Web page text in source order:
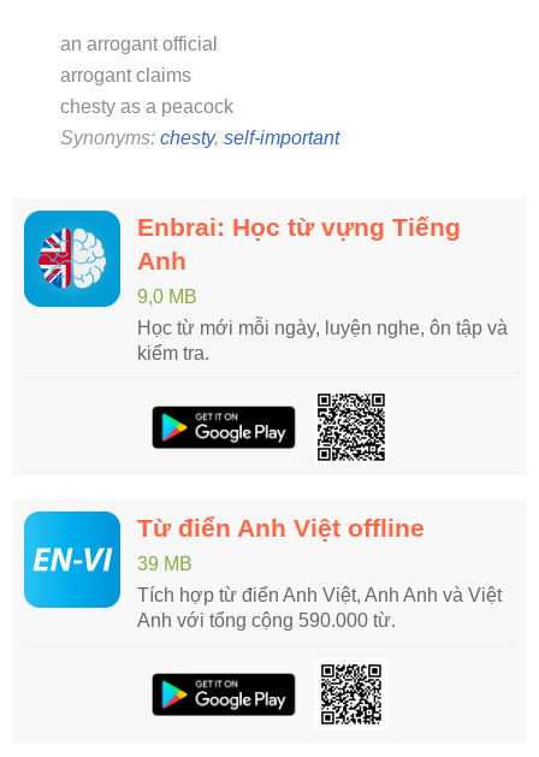
an arrogant official
arrogant claims
chesty as a peacock
Synonyms: chesty, self-important
Enbrai: Học từ vựng Tiếng
Anh
9,0 MB
Học từ mới mỗi ngày, luyện nghe, ôn tập và
kiểm tra.
Từ điển Anh Việt offline
39 MB
Tích hợp từ điển Anh Việt, Anh Anh và Việt
Anh với tổng cộng 590.000 từ.